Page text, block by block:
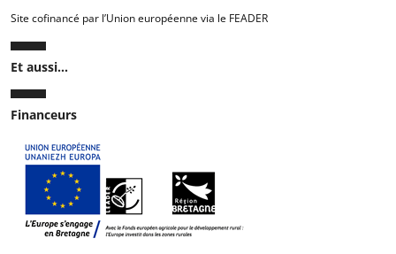
Site cofinancé par l’Union européenne via le FEADER
Et aussi...
Financeurs